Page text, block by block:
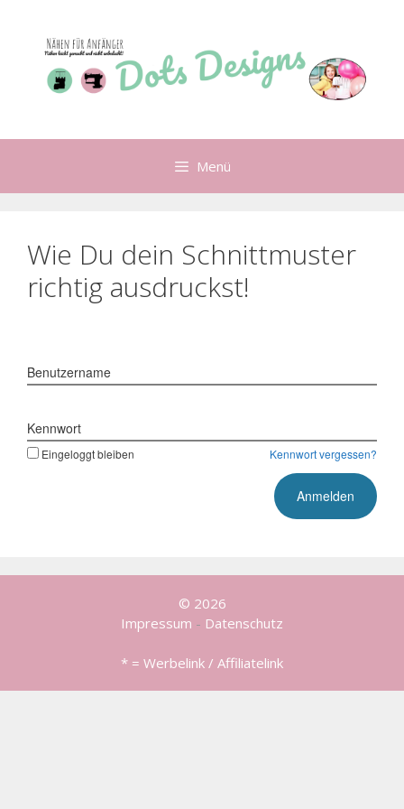
springen
Menü
Wie Du dein Schnittmuster
richtig ausdruckst!
Benutzername
Kennwort
Eingeloggt bleiben Kennwort vergessen?
© 2026
Impressum - Datenschutz
* = Werbelink / Affiliatelink